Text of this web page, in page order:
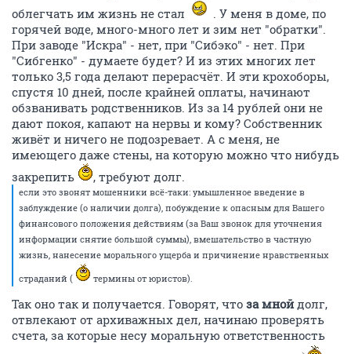
облегчать им жизнь не стал
. У меня в доме, по
горячей воде, много-много лет и зим нет "обратки".
При заводе "Искра" - нет, при "Сибэко" - нет. При
"Сибгенко" - думаете будет? И из этих многих лет
только 3,5 года делают перерасчёт. И эти крохоборы,
спустя 10 дней, после крайней оплаты, начинают
обзванивать родственников. Из за 14 рублей они не
дают покоя, капают на нервы и кому? Собственник
живёт и ничего не подозревает. А с меня, не
имеющего даже стены, на которую можно что нибудь
закрепить
, требуют долг.
если это звонят мошенники всё-таки: умышленное введение в
заблуждение (о наличии долга), побуждение к опасным для Вашего
финансового положения действиям (за Ваш звонок для уточнения
информации снятие большой суммы), вмешательство в частную
жизнь, нанесение морального ущерба и причинение нравственных
страданий (
термины от юристов).
Так оно так и получается. Говорят, что за мнойдолг,
отвлекают от архиважных дел, начинаю проверять
счета, за которые несу моральную ответственность